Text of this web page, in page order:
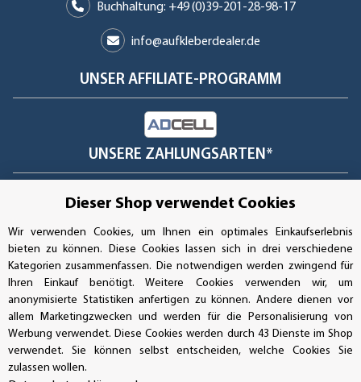
Buchhaltung: +49 (0)39-201-28-98-17
info@aufkleberdealer.de
UNSER AFFILIATE-PROGRAMM
UNSERE ZAHLUNGSARTEN*
UNSER VERSANDDIENSTLEISTER
Dieser Shop verwendet Cookies
Wir verwenden Cookies, um Ihnen ein optimales Einkaufserlebnis
bieten zu können. Diese Cookies lassen sich in drei verschiedene
Kategorien zusammenfassen. Die notwendigen werden zwingend für
Ihren Einkauf benötigt. Weitere Cookies verwenden wir, um
anonymisierte Statistiken anfertigen zu können. Andere dienen vor
allem Marketingzwecken und werden für die Personalisierung von
Werbung verwendet. Diese Cookies werden durch 43 Dienste im Shop
verwendet. Sie können selbst entscheiden, welche Cookies Sie
zulassen wollen.